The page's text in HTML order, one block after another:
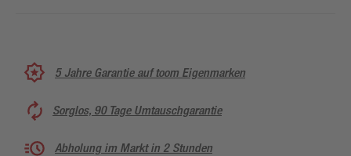
5 Jahre Garantie auf toom Eigenmarken
Sorglos, 90 Tage Umtauschgarantie
Abholung im Markt in 2 Stunden